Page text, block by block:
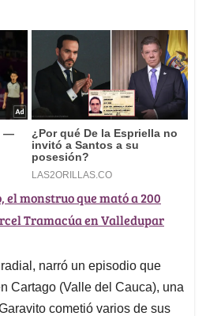
el monstruo que mató a 200
Tramacúa en Valledupar
narró un episodio que
Cartago (Valle del Cauca), una
cometió varios de sus